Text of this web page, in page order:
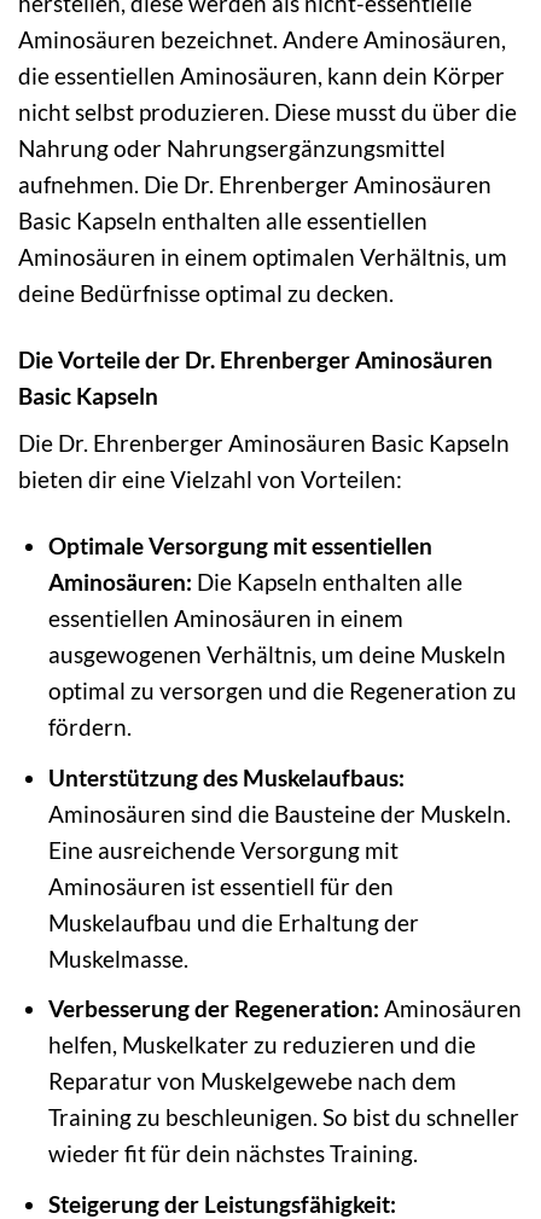
Aminosäuren bezeichnet. Andere Aminosäuren,
die essentiellen Aminosäuren, kann dein Körper
nicht selbst produzieren. Diese musst du über die
Nahrung oder Nahrungsergänzungsmittel
aufnehmen. Die Dr. Ehrenberger Aminosäuren
Basic Kapseln enthalten alle essentiellen
Aminosäuren in einem optimalen Verhältnis, um
deine Bedürfnisse optimal zu decken.
Die Vorteile der Dr. Ehrenberger Aminosäuren
Basic Kapseln
Die Dr. Ehrenberger Aminosäuren Basic Kapseln
bieten dir eine Vielzahl von Vorteilen:
Optimale Versorgung mit essentiellen
Aminosäuren: Die Kapseln enthalten alle
essentiellen Aminosäuren in einem
ausgewogenen Verhältnis, um deine Muskeln
optimal zu versorgen und die Regeneration zu
fördern.
Unterstützung des Muskelaufbaus:
Aminosäuren sind die Bausteine der Muskeln.
Eine ausreichende Versorgung mit
Aminosäuren ist essentiell für den
Muskelaufbau und die Erhaltung der
Muskelmasse.
Verbesserung der Regeneration: Aminosäuren
helfen, Muskelkater zu reduzieren und die
Reparatur von Muskelgewebe nach dem
Training zu beschleunigen. So bist du schneller
wieder fit für dein nächstes Training.
Steigerung der Leistungsfähigkeit: